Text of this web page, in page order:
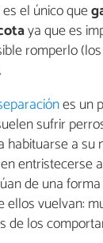
el único que
ya que es
romperlo
es un
sufrir
habituarse a su
entristecerse
de una
ellos vuelvan:
de los